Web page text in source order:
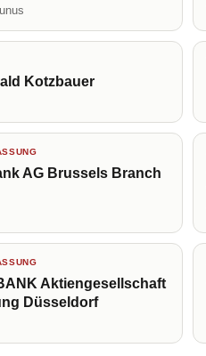
Kotzbauer
AG Brussels Branch
Aktiengesellschaft
Düsseldorf